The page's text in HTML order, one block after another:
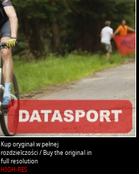
Kup oryginał w pełnej
rozdzielczości / Buy the original in
full resolution
HIGH-RES